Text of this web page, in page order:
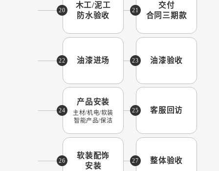
20
木工/泥工
防水验收
21
交付
合同三期款
22 油漆进场 23 油漆验收
24
产品安装
主材/机电/软装
智能产品/保洁
25 客服回访
26
软装配饰
安装
27 整体验收